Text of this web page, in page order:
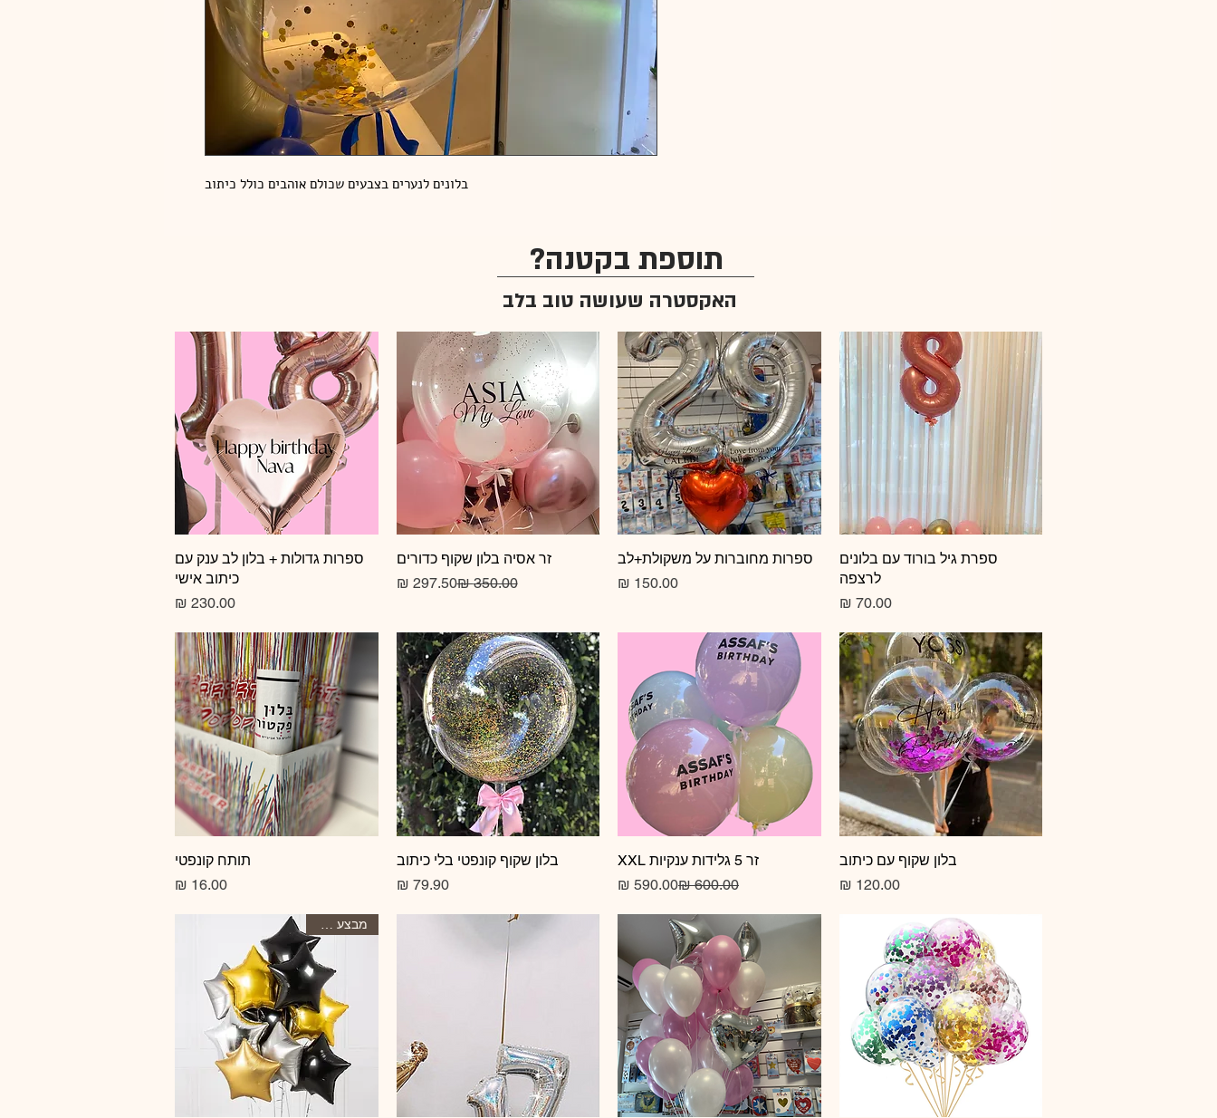
בלונים לנערים בצבעים שכולם אוהבים כולל כיתוב
תוספת בקטנה?
האקסטרה שעושה טוב בלב
תצוגה מהירה
ספרת גיל בורוד עם בלונים
לרצפה
מחיר
‏70.00 ‏₪
תצוגה מהירה
ספרות מחוברות על משקולת+לב
מחיר
תצוגה מהירה
זר אסיה בלון שקוף כדורים
מחיר רגיל
‏350.00 ‏₪ מחיר מבצע ‏297.50 ‏₪
תצוגה מהירה
ספרות גדולות + בלון לב ענק עם
כיתוב אישי
מחיר
תצוגה מהירה
בלון שקוף עם כיתוב
מחיר
‏120.00 ‏₪
תצוגה מהירה
זר 5 גלידות ענקיות XXL
מחיר רגיל
מחיר מבצע
תצוגה מהירה
בלון שקוף קונפטי בלי כיתוב
מחיר
‏79.90 ‏₪
תצוגה מהירהתותח קונפטי
מחיר